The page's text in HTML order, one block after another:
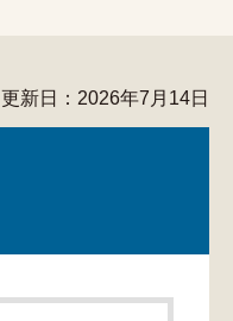
更新日：2026年7月14日